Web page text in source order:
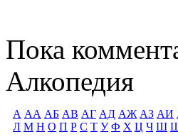
Пока
Алкопедия
А АА АБ АВ АГ АД АЖ АЗ АИ
Л М Н О П Р С Т У Ф Х Ц Ч Ш